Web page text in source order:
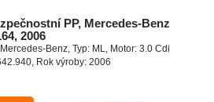
PP, Mercedes-Benz
2006
Benz, Typ: ML, Motor: 3.0 Cdi
Rok výroby: 2006